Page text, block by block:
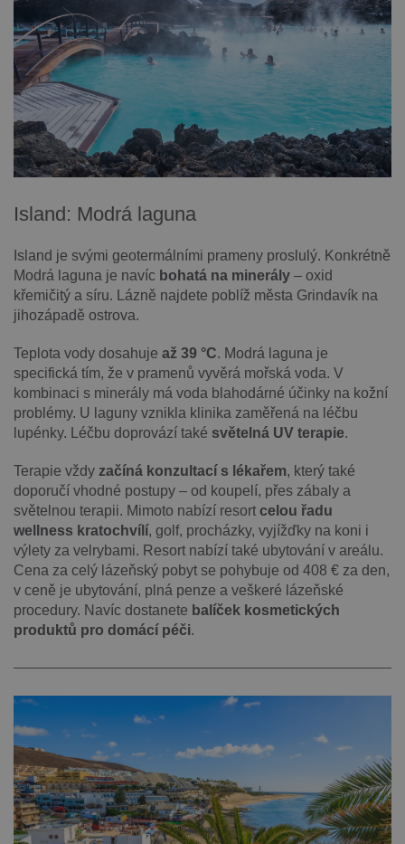
Island: Modrá laguna
Island je svými geotermálními prameny proslulý. Konkrétně
Modrá laguna je navíc bohatá na minerály – oxid
křemičitý a síru. Lázně najdete poblíž města Grindavík na
jihozápadě ostrova.
Teplota vody dosahuje až 39 °C. Modrá laguna je
specifická tím, že v pramenů vyvěrá mořská voda. V
kombinaci s minerály má voda blahodárné účinky na kožní
problémy. U laguny vznikla klinika zaměřená na léčbu
lupénky. Léčbu doprovází také světelná UV terapie.
Terapie vždy začíná konzultací s lékařem, který také
doporučí vhodné postupy – od koupelí, přes zábaly a
světelnou terapii. Mimoto nabízí resortcelou řadu
wellness kratochvílí, golf, procházky, vyjížďky na koni i
výlety za velrybami. Resort nabízí také ubytování v areálu.
Cena za celý lázeňský pobyt se pohybuje od 408 € za den,
v ceně je ubytování, plná penze a veškeré lázeňské
procedury. Navíc dostanete balíček kosmetických
produktů pro domácí péči.